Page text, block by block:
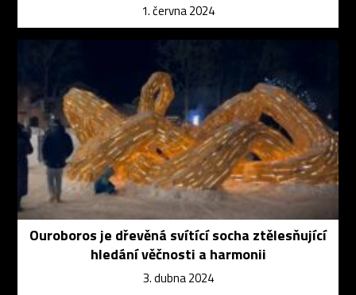
1. června 2024
Ouroboros je dřevěná svítící socha ztělesňující
hledání věčnosti a harmonii
3. dubna 2024